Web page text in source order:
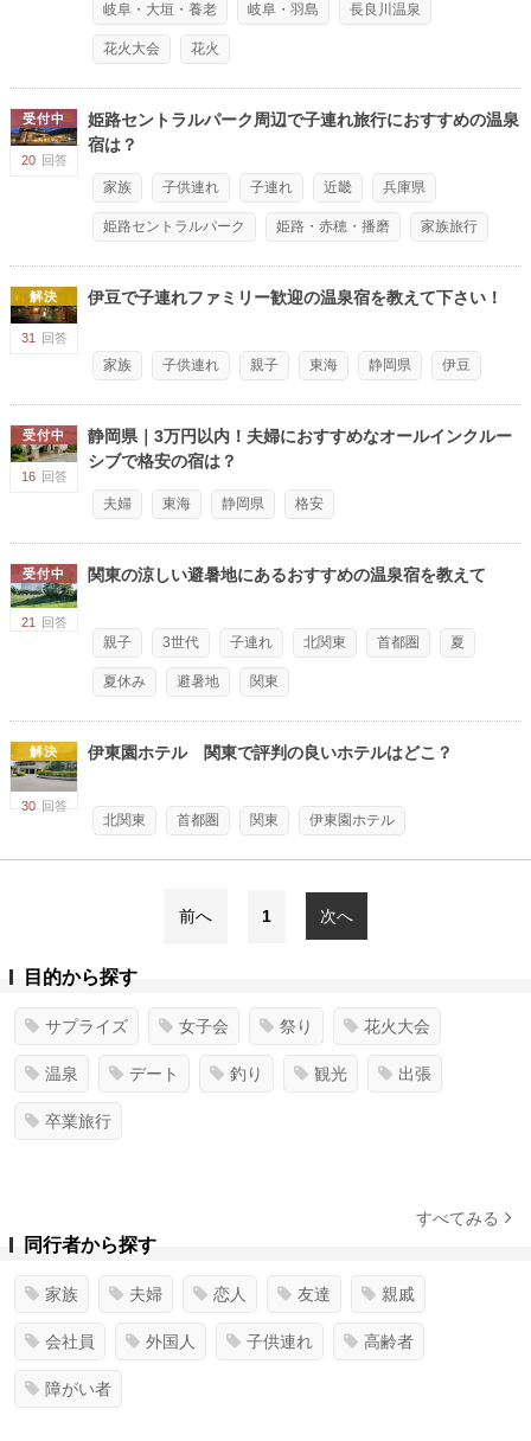
岐阜・大垣・養老 岐阜・羽島 長良川温泉
花火大会 花火
受付中
20 回答
姫路セントラルパーク周辺で子連れ旅行におすすめの温泉
宿は？
家族 子供連れ 子連れ 近畿 兵庫県
姫路セントラルパーク 姫路・赤穂・播磨 家族旅行
解決
31 回答
伊豆で子連れファミリー歓迎の温泉宿を教えて下さい！
家族 子供連れ 親子 東海 静岡県 伊豆
受付中
16 回答
静岡県｜3万円以内！夫婦におすすめなオールインクルー
シブで格安の宿は？
夫婦 東海 静岡県 格安
受付中
21 回答
関東の涼しい避暑地にあるおすすめの温泉宿を教えて
親子 3世代 子連れ 北関東 首都圏 夏
夏休み 避暑地 関東
解決
30 回答
伊東園ホテル 関東で評判の良いホテルはどこ？
北関東 首都圏 関東 伊東園ホテル
前へ 1 次へ
目的から探す
サプライズ 女子会 祭り 花火大会
温泉 デート 釣り 観光 出張
卒業旅行
すべてみる
同行者から探す
家族 夫婦 恋人 友達 親戚
会社員 外国人 子供連れ 高齢者
障がい者